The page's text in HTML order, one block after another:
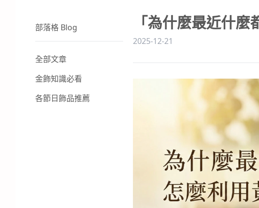
部落格 Blog
全部文章
金飾知識必看
各節日飾品推薦
「為什麼最近什
2025-12-21